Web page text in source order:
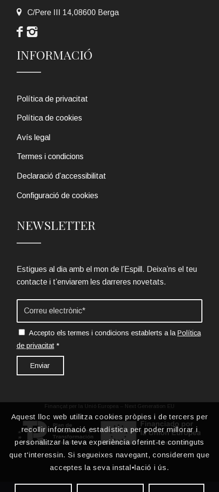
C/Pere III 14,08600 Berga
INFORMACIÓ
Política de privacitat
Política de cookies
Avís legal
Termes i condicions
Declaració d’accessibilitat
Configuració de cookies
NEWSLETTER
Estigues al dia amb el mon de l’Espill. Deixa’ns el teu
contacte i t’enviarem les darreres novetats.
Accepto els termes i condicions establerts a la Política
de privacitat *
Finançat per la Unió Europea – Next Generation EU
Aquest lloc web utilitza cookies pròpies i de tercers per
recollir informació estadística per poder millorar i
personalitzar la teva experiència oferint-te continguts
que t'interessin. Si segueixes navegant, considerem que
acceptes la seva instal•lació i ús.